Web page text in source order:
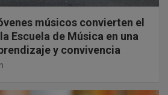
músicos convierten el
Escuela de Música en una
y convivencia